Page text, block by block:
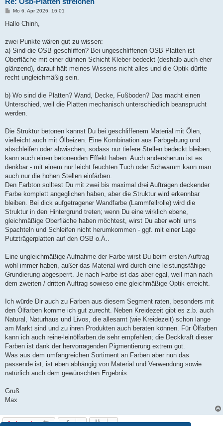
B
i
a
Mo 6. Apr 2026, 16:01
Hallo Chinh,
zwei Punkte wären gut zu wissen:
a) Sind die OSB geschliffen? Bei ungeschliffenen OSB-Platten ist
Oberfläche mit einer dünnen Schicht Kleber bedeckt (deshalb auch eher
glänzend), darauf hält meines Wissens nicht alles und die Optik dürfte
recht ungleichmäßig sein.
b) Wo sind die Platten? Wand, Decke, Fußboden? Das macht einen
Unterschied, weil die Platten mechanisch unterschiedlich beansprucht
werden.
Die Struktur betonen kannst Du bei geschliffenem Material mit Ölen,
vielleicht auch mit Ölbeizen. Eine Kombination aus Farbgebung und
abschleifen oder abwischen, sodass nur tiefere Stellen bedeckt bleiben,
kann auch einen betonenden Effekt haben. Auch andersherum ist es
denkbar - mit einem nur leicht feuchten Tuch oder Schwamm kann man
auch nur die hohen Stellen einfärben.
Den Farbton solltest Du mit zwei bis maximal drei Aufträgen deckender
Farbe komplett angeglichen haben, aber die Struktur wird erkennbar
bleiben. Bei dick aufgetragener Wandfarbe (Lammfellrolle) wird die
Struktur in den Hintergrund treten; wenn Du eine wirklich ebene,
gleichmäßige Oberfläche haben möchtest, wirst Du aber wohl ums
Spachteln und Schleifen nicht herumkommen - ggf. mit einer Lage
Putzträgerplatten auf den OSB o.Ä..
Eine ungleichmäßige Aufnahme der Farbe wirst Du beim ersten Auftrag
wohl immer haben, außer das Material wird durch eine leistungsfähige
Grundierung abgesperrt. Je nach Farbe ist das aber egal, weil man nach
dem zweiten / dritten Auftrag sowieso eine gleichmäßige Optik erreicht.
Ich würde Dir auch zu Farben aus diesem Segment raten, besonders mit
den Ölfarben komme ich gut zurecht. Neben Kreidezeit gibt es z.b. auch
Natural, Naturhaus und Livos, die allesamt (wie Kreidezeit) schon lange
am Markt sind und zu ihren Produkten auch beraten können. Für Ölfarben
kann ich auch reine-leinölfarben.de sehr empfehlen; die Deckkraft dieser
Farben ist dank der hervorragenden Pigmentierung extrem gut.
Was aus dem umfangreichen Sortiment an Farben aber nun das
passende ist, ist eben abhängig von Material und Verwendung sowie
natürlich auch dem gewünschten Ergebnis.
Gruß
Max
Antworten